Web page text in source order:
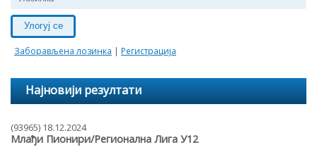
Улогуј се
Заборављена лозинка | Регистрација
Најновији резултати
(93965) 18.12.2024
Млађи Пионири/Регионална Лига У12